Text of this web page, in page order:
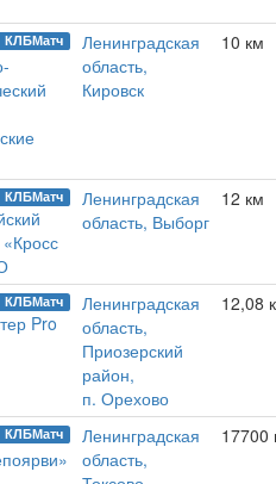
КЛБМатч
Ленинградская
область,
Кировск
10 км
КЛБМатч
Ленинградская
область, Выборг
12 км
КЛБМатч
Pro
Ленинградская
область,
Приозерский
район,
п. Орехово
12,08
КЛБМатч
Ленинградская
область,
17700